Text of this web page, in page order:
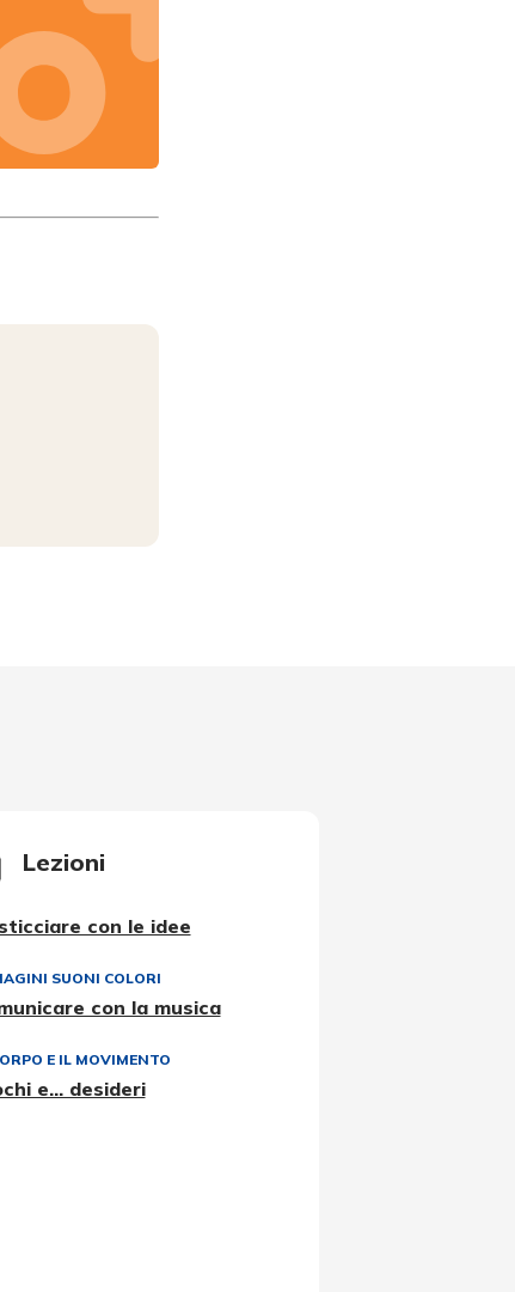
Lezioni
con le idee
SUONI COLORI
con la musica
E IL MOVIMENTO
e... desideri